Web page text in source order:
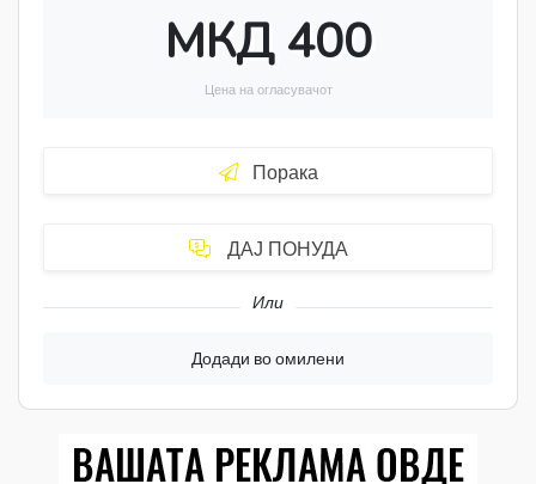
МКД 400
Цена на огласувачот
Порака
ДАЈ ПОНУДА
Или
Додади во омилени